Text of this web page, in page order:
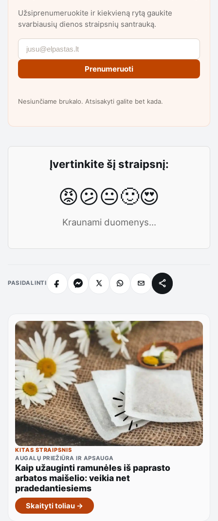
Užsiprenumeruokite ir kiekvieną rytą gaukite
svarbiausių dienos straipsnių santrauką.
Prenumeruoti
Nesiunčiame brukalo. Atsisakyti galite bet kada.
Įvertinkite šį straipsnį:
😡😕😐🙂😍
Kraunami duomenys...
PASIDALINTI
KITAS STRAIPSNIS
AUGALŲ PRIEŽIŪRA IR APSAUGA
Kaip užauginti ramunėles iš paprasto
arbatos maišelio: veikia net
pradedantiesiems
Skaityti toliau →